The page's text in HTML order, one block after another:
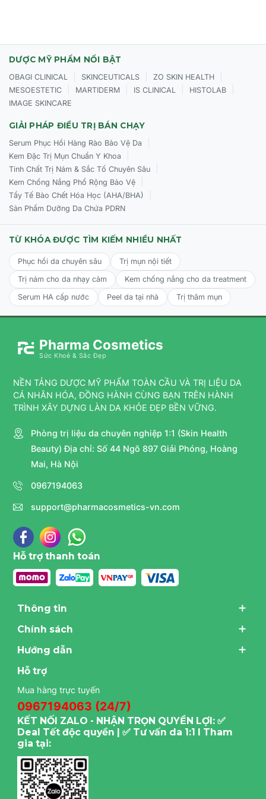
DƯỢC MỸ PHẨM NỔI BẬT
OBAGI CLINICAL SKINCEUTICALS ZO SKIN HEALTH
MESOESTETIC MARTIDERM IS CLINICAL HISTOLAB
IMAGE SKINCARE
GIẢI PHÁP ĐIỀU TRỊ BÁN CHẠY
Serum Phục Hồi Hàng Rào Bảo Vệ Da
Kem Đặc Trị Mụn Chuẩn Y Khoa
Tinh Chất Trị Nám & Sắc Tố Chuyên Sâu
Kem Chống Nắng Phổ Rộng Bảo Vệ
Tẩy Tế Bào Chết Hóa Học (AHA/BHA)
Sản Phẩm Dưỡng Da Chứa PDRN
TỪ KHÓA ĐƯỢC TÌM KIẾM NHIỀU NHẤT
Phục hồi da chuyên sâu
Trị mụn nội tiết
Trị nám cho da nhạy cảm
Kem chống nắng cho da treatment
Serum HA cấp nước
Peel da tại nhà Trị thâm mụn
Pharma Cosmetics
Sức Khoẻ & Sắc Đẹp
NỀN TẢNG DƯỢC MỸ PHẨM TOÀN CẦU VÀ TRỊ LIỆU DA
CÁ NHÂN HÓA, ĐỒNG HÀNH CÙNG BẠN TRÊN HÀNH
TRÌNH XÂY DỰNG LÀN DA KHỎE ĐẸP BỀN VỮNG.
Phòng trị liệu da chuyên nghiệp 1:1 (Skin Health
Beauty) Địa chỉ: Số 44 Ngõ 897 Giải Phóng, Hoàng
Mai, Hà Nội
0967194063
support@pharmacosmetics-vn.com
Hỗ trợ thanh toán
Thông tin
Chính sách
Hướng dẫn
Hỗ trợ
Mua hàng trực tuyến
0967194063 (24/7)
KẾT NỐI ZALO - NHẬN TRỌN QUYỀN LỢI: ✅
Deal Tết độc quyền | ✅ Tư vấn da 1:1 I Tham
gia tại: